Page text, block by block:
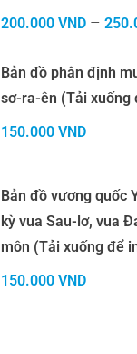
200.000 VND –
Bản đồ phân định
sơ-ra-ên (Tải xuống
150.000 VND
Bản đồ vương quốc
kỳ vua Sau-lơ, vua
môn (Tải xuống để
150.000 VND